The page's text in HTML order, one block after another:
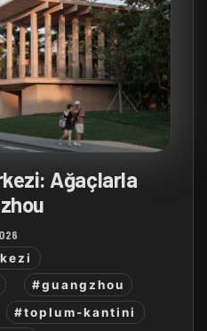
Ağaçlarla
#guangzhou
#toplum-kantini